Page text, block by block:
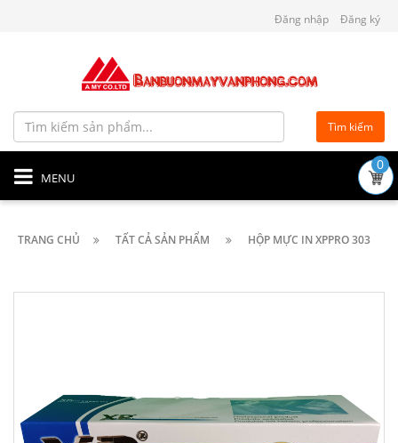
Đăng nhập Đăng ký
Tìm kiếm
MENU
0
TRANG CHỦ TẤT CẢ SẢN PHẨM HỘP MỰC IN XPPRO 303